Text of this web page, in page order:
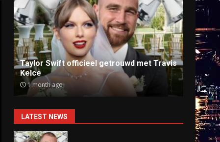
Ray J klaagt Kim Kardashian aan om
sekstape
9 months ago
Anti-
9
LATEST NEWS